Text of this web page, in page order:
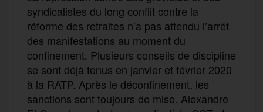
syndicalistes du long conflit contre la
réforme des retraites n’a pas attendu l’arrêt
des manifestations au moment du
confinement. Plusieurs conseils de discipline
se sont déjà tenus en janvier et février 2020
à la RATP. Après le déconfinement, les
sanctions sont toujours de mise. Alexandre